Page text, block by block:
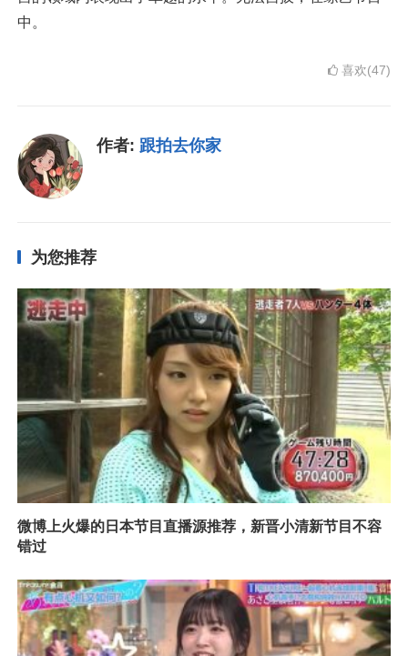
中。
喜欢(47)
作者: 跟拍去你家
为您推荐
微博上火爆的日本节目直播源推荐，新晋小清新节目不容
错过